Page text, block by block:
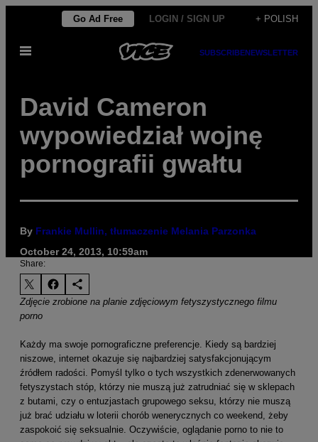
content
Go Ad Free LOGIN / SIGN UP + POLISH
Open
SUBSCRIBENEWSLETTER
David Cameron
wypowiedział wojnę
pornografii gwałtu
By Frankie Mullin, tłumaczenie Melania Parzonka
October 24, 2013, 10:59am
Share:
Zdjęcie zrobione na planie zdjęciowym fetyszystycznego filmu
porno
Każdy ma swoje pornograficzne preferencje. Kiedy są bardziej
niszowe, internet okazuje się najbardziej satysfakcjonującym
źródłem radości. Pomyśl tylko o tych wszystkich zdenerwowanych
fetyszystach stóp, którzy nie muszą już zatrudniać się w sklepach
z butami, czy o entuzjastach grupowego seksu, którzy nie muszą
już brać udziału w loterii chorób wenerycznych co weekend, żeby
zaspokoić się seksualnie. Oczywiście, oglądanie porno to nie to